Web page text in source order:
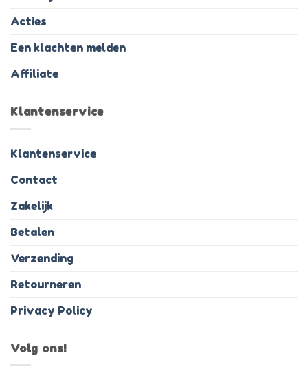
Acties
Een klachten melden
Affiliate
Klantenservice
Klantenservice
Contact
Zakelijk
Betalen
Verzending
Retourneren
Privacy Policy
Volg ons!